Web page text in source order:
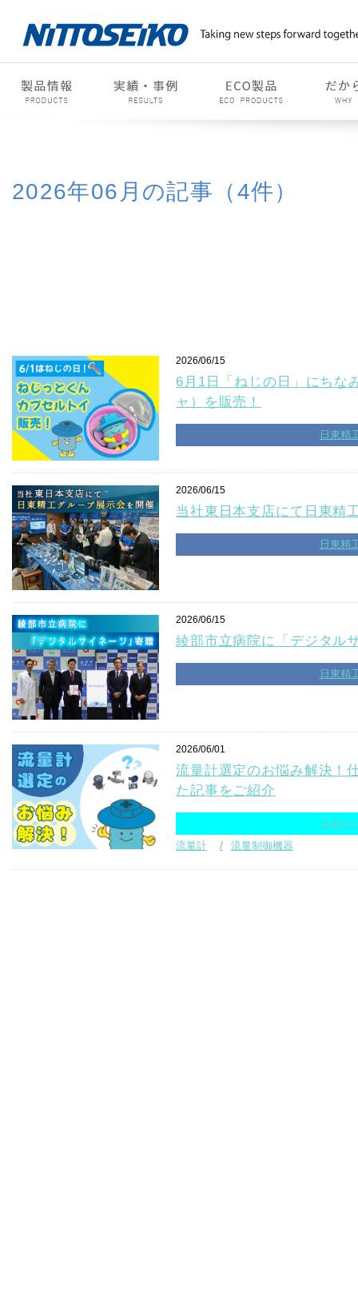
2026年06月の記事（4件）
2026/06/15
6月1日「ねじの日」にちな
ャ）を販売！
日東精
2026/06/15
当社東日本支店にて日東精
日東精
2026/06/15
綾部市立病院に「デジタル
日東精
2026/06/01
流量計選定のお悩み解決！
た記事をご紹介
流量計
流量計
流量制御機器